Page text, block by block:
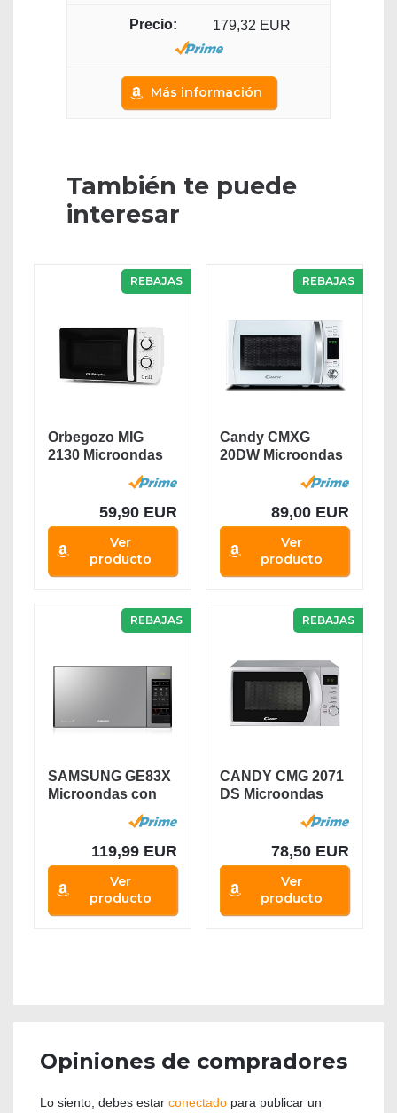
179,32 EUR
Más información
También te puede
interesar
REBAJAS
Orbegozo MIG
2130 Microondas
con Grill con 20...
59,90 EUR
Ver
producto
REBAJAS
Candy CMXG
20DW Microondas
con Grill y Cook
89,00 EUR
Ver
producto
REBAJAS
SAMSUNG GE83X
Microondas con
Grill, 23 Litros de...
119,99 EUR
Ver
producto
REBAJAS
CANDY CMG 2071
DS Microondas
Capacidad...
78,50 EUR
Ver
producto
Opiniones de compradores
Lo siento, debes estar conectado para publicar un